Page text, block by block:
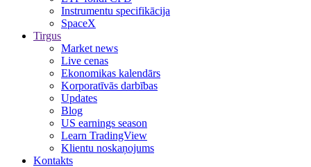
Instrumentu specifikācija
SpaceX
Tirgus
Market news
Live cenas
Ekonomikas kalendārs
Korporatīvās darbības
Updates
Blog
US earnings season
Learn TradingView
Klientu noskaņojums
Kontakts